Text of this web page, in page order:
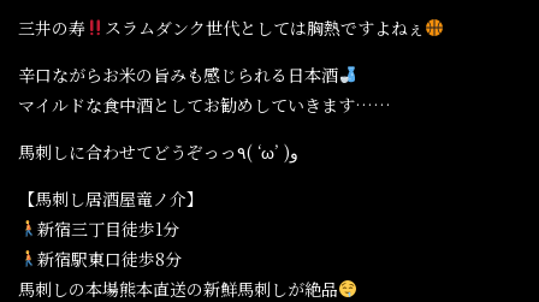
三井の寿
スラムダンク世代としては胸熱ですよねぇ
辛口ながらお米の旨みも感じられる日本酒
マイルドな食中酒としてお勧めしていきます……
馬刺しに合わせてどうぞっっ٩( ‘ω’ )و
【馬刺し居酒屋竜ノ介】
新宿三丁目徒歩1分
新宿駅東口徒歩8分
馬刺しの本場熊本直送の新鮮馬刺しが絶品